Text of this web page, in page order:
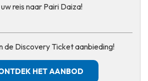
reis naar Pairi Daiza!
de Discovery Ticket aanbieding!
HET AANBOD